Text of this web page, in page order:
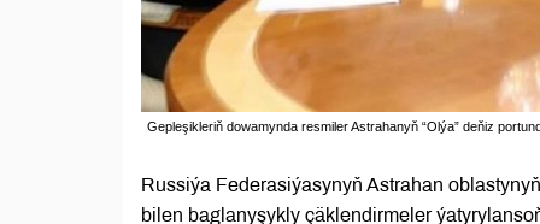
Gepleşikleriň dowamynda resmiler Astrahanyň “Olýa” deňiz
Russiýa Federasiýasynyň Astrahan
bilen baglanyşykly çäklendirmeler